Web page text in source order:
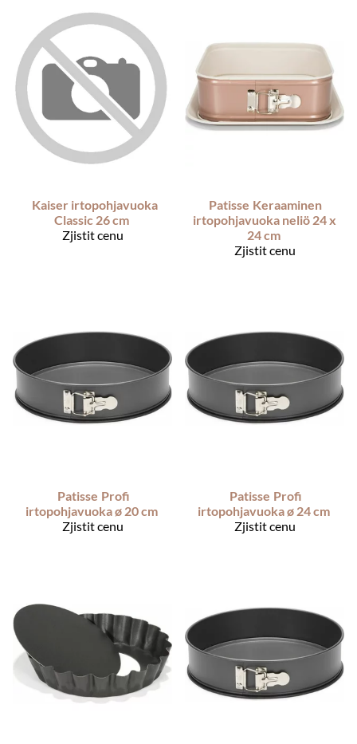
Kaiser irtopohjavuoka
Classic 26 cm
Zjistit cenu
Patisse Keraaminen
irtopohjavuoka neliö 24 x
24 cm
Zjistit cenu
Patisse Profi
irtopohjavuoka ø 20 cm
Zjistit cenu
Patisse Profi
irtopohjavuoka ø 24 cm
Zjistit cenu